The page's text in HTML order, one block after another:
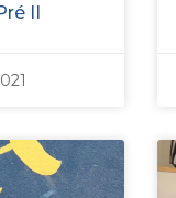
II